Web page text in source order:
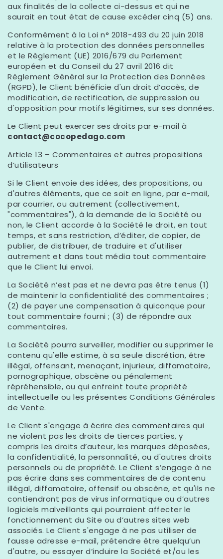
aux finalités de la collecte ci-dessus et qui ne
saurait en tout état de cause excéder cinq (5) ans.
Conformément à la Loi n° 2018-493 du 20 juin 2018
relative à la protection des données personnelles
et le Règlement (UE) 2016/679 du Parlement
européen et du Conseil du 27 avril 2016 dit
Règlement Général sur la Protection des Données
(RGPD), le Client bénéficie d'un droit d’accès, de
modification, de rectification, de suppression ou
d'opposition pour motifs légitimes, sur ses données.
Le Client peut exercer ses droits par e-mail à
contact@cocopedago.com
Article 13 – Commentaires et autres propositions
d’utilisateurs
Si le Client envoie des idées, des propositions, ou
d'autres éléments, que ce soit en ligne, par e-mail,
par courrier, ou autrement (collectivement,
"commentaires"), à la demande de la Société ou
non, le Client accorde à la Société le droit, en tout
temps, et sans restriction, d’éditer, de copier, de
publier, de distribuer, de traduire et d'utiliser
autrement et dans tout média tout commentaire
que le Client lui envoi.
La Société n’est pas et ne devra pas être tenus (1)
de maintenir la confidentialité des commentaires ;
(2) de payer une compensation à quiconque pour
tout commentaire fourni ; (3) de répondre aux
commentaires.
La Société pourra surveiller, modifier ou supprimer le
contenu qu'elle estime, à sa seule discrétion, être
illégal, offensant, menaçant, injurieux, diffamatoire,
pornographique, obscène ou pénalement
répréhensible, ou qui enfreint toute propriété
intellectuelle ou les présentes Conditions Générales
de Vente.
Le Client s'engage à écrire des commentaires qui
ne violent pas les droits de tierces parties, y
compris les droits d’auteur, les marques déposées,
la confidentialité, la personnalité, ou d'autres droits
personnels ou de propriété. Le Client s’engage à ne
pas écrire dans ses commentaires de de contenu
illégal, diffamatoire, offensif ou obscène, et qu'ils ne
contiendront pas de virus informatique ou d’autres
logiciels malveillants qui pourraient affecter le
fonctionnement du Site ou d’autres sites web
associés. Le Client s'engage à ne pas utiliser de
fausse adresse e-mail, prétendre être quelqu’un
d'autre, ou essayer d’induire la Société et/ou les